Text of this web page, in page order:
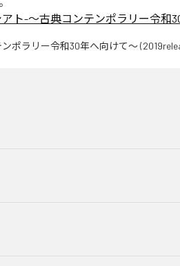
ト-〜古典コンテンポラリー令和